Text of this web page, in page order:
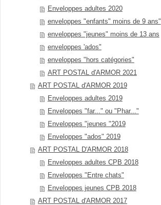
Enveloppes adultes 2020
enveloppes "enfants" moins de 9 ans"
enveloppes "jeunes" moins de 13 ans
enveloppes 'ados"
enveloppes "hors catégories"
ART POSTAL d'ARMOR 2021
ART POSTAL d'ARMOR 2019
Enveloppes adultes 2019
Enveloppes "far..." ou "Phar..."
Enveloppes "jeunes "2019
Enveloppes "ados" 2019
ART POSTAL D'ARMOR 2018
Enveloppes adultes CPB 2018
Enveloppes "Entre chats"
Enveloppes jeunes CPB 2018
ART POSTAL d'ARMOR 2017